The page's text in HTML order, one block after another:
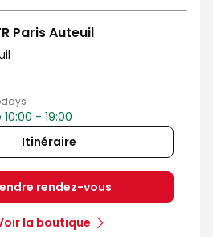
Paris Auteuil
5
- 19:00
Itinéraire
rendez-vous
la boutique